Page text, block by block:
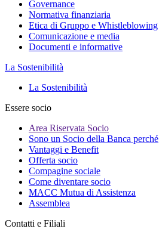
Governance
Normativa finanziaria
Etica di Gruppo e Whistleblowing
Comunicazione e media
Documenti e informative
La Sostenibilità
La Sostenibilità
Essere socio
Area Riservata Socio
Sono un Socio della Banca perché
Vantaggi e Benefit
Offerta socio
Compagine sociale
Come diventare socio
MACC Mutua di Assistenza
Assemblea
Contatti e Filiali